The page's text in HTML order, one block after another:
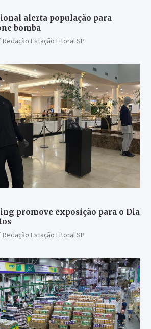
alerta população para
bomba
Redação Estação Litoral SP
promove exposição para o Dia
Redação Estação Litoral SP